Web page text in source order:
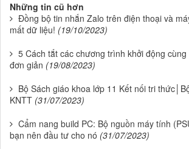
Những tin cũ hơn
Đồng bộ tin nhắn Zalo trên điện thoại và
mất dữ liệu! (19/10/2023)
5 Cách tắt các chương trình khởi động
đơn giản (19/08/2023)
Bộ Sách giáo khoa lớp 11 Kết nối tri
KNTT (31/07/2023)
Cẩm nang build PC: Bộ nguồn máy tính
bạn nên đầu tư cho nó (31/07/2023)